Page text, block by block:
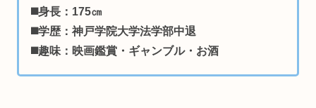
◼️身長：175㎝
◼️学歴：神戸学院大学法学部中退
◼️趣味：映画鑑賞・ギャンブル・お酒